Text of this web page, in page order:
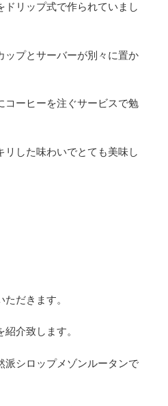
ドリップ式で作られていまし
ップとサーバーが別々に置か
コーヒーを注ぐサービスで勉
リした味わいでとても美味し
だきます。
介致します。
派シロップメゾンルータンで